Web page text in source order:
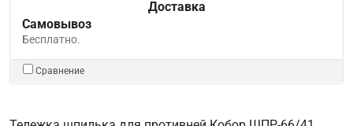
Доставка
Самовывоз
Бесплатно.
Сравнение